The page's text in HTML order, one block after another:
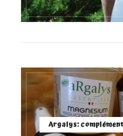
Argalys: